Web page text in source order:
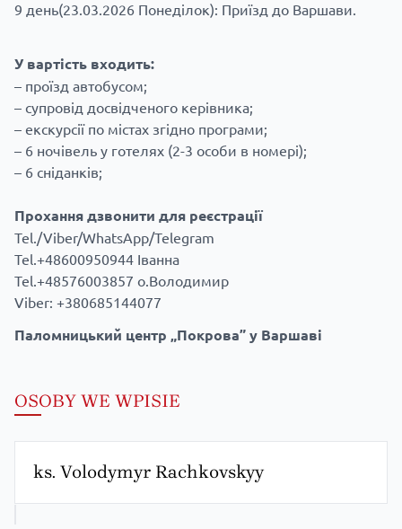
9 день(23.03.2026 Понеділок): Приїзд до Варшави.
У вартість входить:
– проїзд автобусом;
– супровід досвідченого керівника;
– екскурсії по містах згідно програми;
– 6 ночівель у готелях (2-3 особи в номері);
– 6 сніданків;
Прохання дзвонити для реєстрації
Tel./Viber/WhatsApp/Telegram
Tel.+48600950944 Іванна
Tel.+48576003857 о.Володимир
Viber: +380685144077
Паломницький центр „Покрова” у Варшаві
OSOBY WE WPISIE
ks. Volodymyr Rachkovskyy